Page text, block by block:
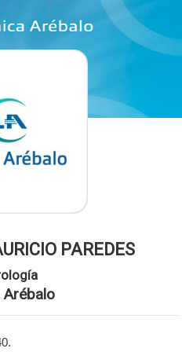
PAREDES
Arébalo